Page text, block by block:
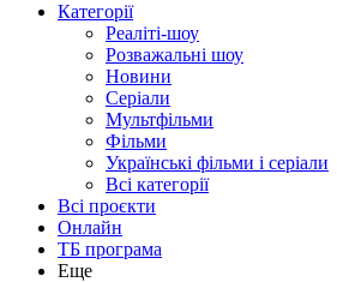
Категорії
Реаліті-шоу
Розважальні шоу
Новини
Серіали
Мультфільми
Фільми
Українські фільми і серіали
Всі категорії
Всі проєкти
Онлайн
ТБ програма
Еще